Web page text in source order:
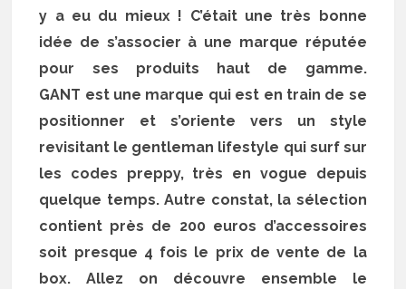
y a eu du mieux ! C’était une très bonne
idée de s’associer à une marque réputée
pour ses produits haut de gamme.
GANT est une marque qui est en train de se
positionner et s’oriente vers un style
revisitant le gentleman lifestyle qui surf sur
les codes preppy, très en vogue depuis
quelque temps. Autre constat, la sélection
contient près de 200 euros d’accessoires
soit presque 4 fois le prix de vente de la
box. Allez on découvre ensemble le